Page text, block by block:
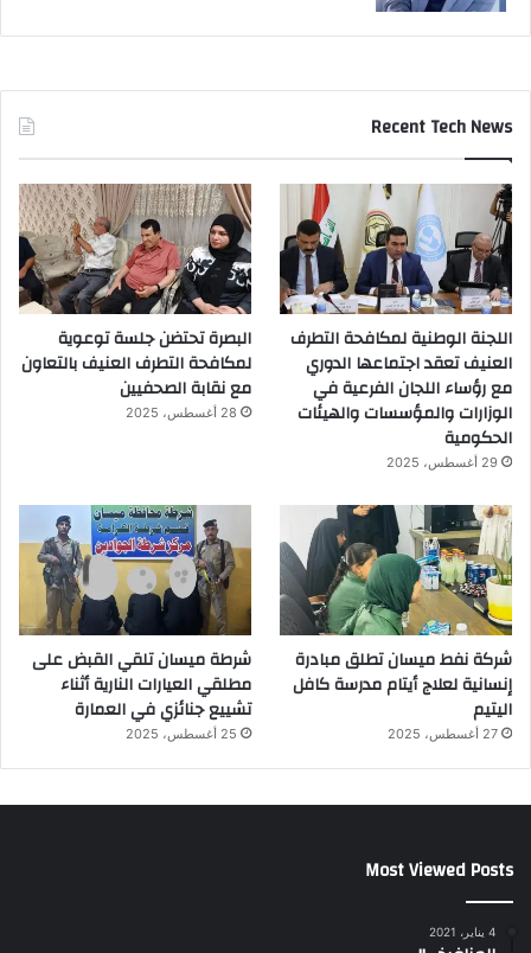
Recent Tech News
اللجنة الوطنية لمكافحة التطرف
العنيف تعقد اجتماعها الدوري
مع رؤساء اللجان الفرعية في
الوزارات والمؤسسات والهيئات
الحكومية
29 أغسطس، 2025
البصرة تحتضن جلسة توعوية
لمكافحة التطرف العنيف بالتعاون
مع نقابة الصحفيين
28 أغسطس، 2025
شركة نفط ميسان تطلق مبادرة
إنسانية لعلاج أيتام مدرسة كافل
اليتيم
27 أغسطس، 2025
شرطة ميسان تلقي القبض على
مطلقي العيارات النارية أثناء
تشييع جنائزي في العمارة
25 أغسطس، 2025
Most Viewed Posts
4 يناير، 2021